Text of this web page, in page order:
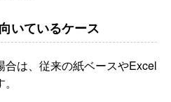
いているケース
合は、従来の紙ベースやExcel